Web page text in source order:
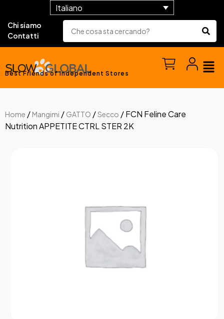
Italiano
Chi siamo
Contatti
Best Friends of Independent Stores
Home / Mangimi / GATTO /Secco / FCN Feline Care
Nutrition APPETITE CTRL STER 2K